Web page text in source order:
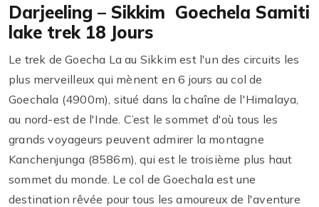
Darjeeling – Sikkim Goechela Samiti
lake trek 18 Jours
Le trek de Goecha La au Sikkim est l'un des circuits les
plus merveilleux qui mènent en 6 jours au col de
Goechala (4900m), situé dans la chaîne de l'Himalaya,
au nord-est de l'Inde. C’est le sommet d'où tous les
grands voyageurs peuvent admirer la montagne
Kanchenjunga (8586m), qui est le troisième plus haut
sommet du monde. Le col de Goechala est une
destination rêvée pour tous les amoureux de l'aventure